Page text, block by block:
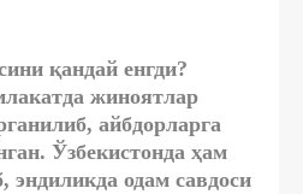
қандай енгди?
жиноятлар
айбдорларга
Ўзбекистонда ҳам
эндиликда одам савдоси